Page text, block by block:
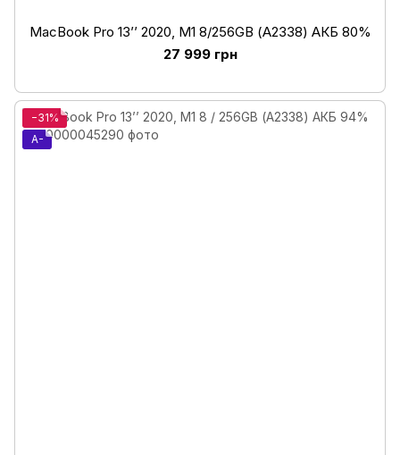
MacBook Pro 13’’ 2020, M1 8/256GB (А2338) АКБ 80%
27 999 грн
−31%
A-